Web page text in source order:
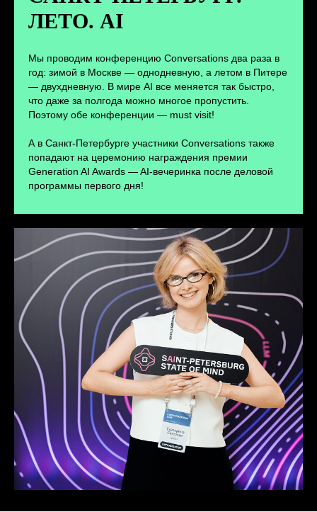
ЛЕТО. AI
Мы проводим конференцию Conversations два раза в
год: зимой в Москве — однодневную, а летом в Питере
— двухдневную. В мире AI все меняется так быстро,
что даже за полгода можно многое пропустить.
Поэтому обе конференции — must visit!
А в Санкт-Петербурге участники Conversations также
попадают на церемонию награждения премии
Generation AI Awards — AI-вечеринка после деловой
программы первого дня!